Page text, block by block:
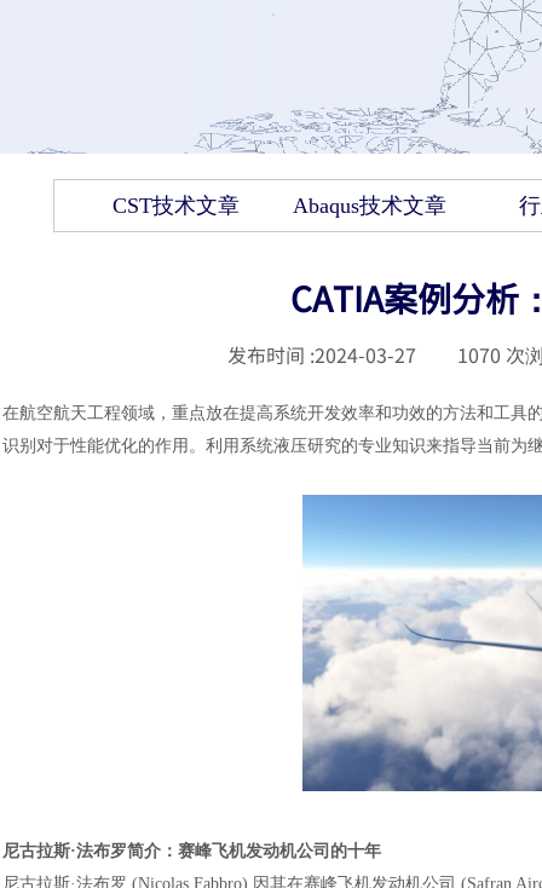
CST技术文章 Abaqus技术文章
CATIA案例分析
发布时间 :2024-03-27 1070 次
在航空航天工程领域，重点放在提高系统开发效率和功效的方法和工
识别对于性能优化的作用。利用系统液压研究的专业知识来指导当前为
尼古拉斯·法布罗简介：赛峰飞机发动机公司的十年
尼古拉斯·法布罗 (Nicolas Fabbro) 因其在赛峰飞机发动机公司 (Safran